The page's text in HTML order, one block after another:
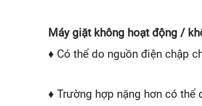
Máy giặt không hoạt động /
♦ Có thể do nguồn điện chập
♦ Trường hợp nặng hơn có thể